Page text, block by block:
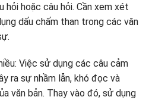
hỏi hoặc câu hỏi. Cần xem xét
dấu chấm than trong các văn
Việc sử dụng các câu cảm
ra sự nhầm lẫn, khó đọc và
văn bản. Thay vào đó, sử dụng